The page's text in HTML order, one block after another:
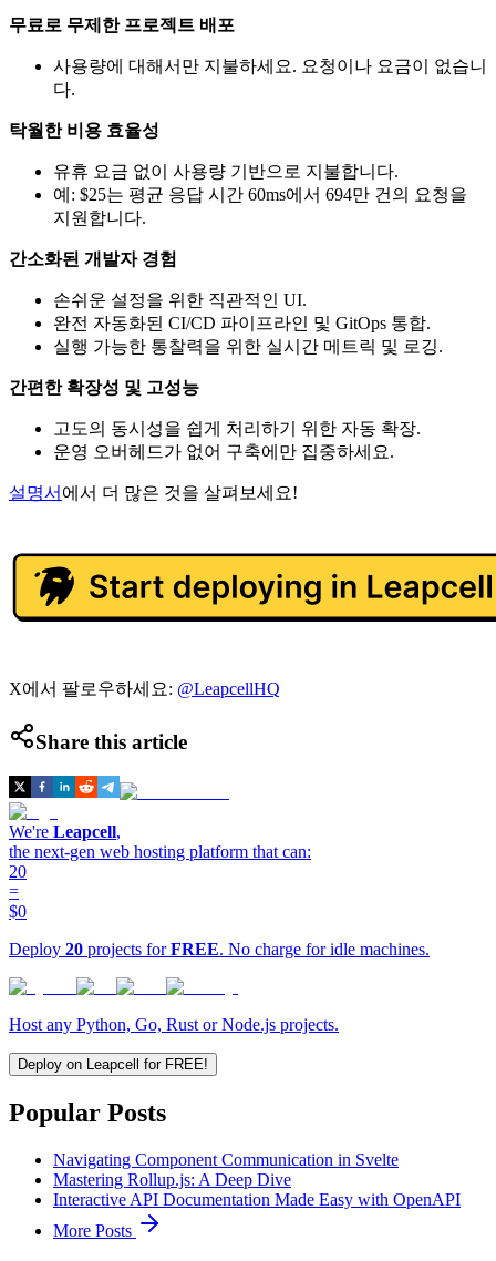
무료로 무제한 프로젝트 배포
사용량에 대해서만 지불하세요. 요청이나 요금이 없습니
다.
탁월한 비용 효율성
유휴 요금 없이 사용량 기반으로 지불합니다.
예: $25는 평균 응답 시간 60ms에서 694만 건의 요청을
지원합니다.
간소화된 개발자 경험
손쉬운 설정을 위한 직관적인 UI.
완전 자동화된 CI/CD 파이프라인 및 GitOps 통합.
실행 가능한 통찰력을 위한 실시간 메트릭 및 로깅.
간편한 확장성 및 고성능
고도의 동시성을 쉽게 처리하기 위한 자동 확장.
운영 오버헤드가 없어 구축에만 집중하세요.
설명서 에서 더 많은 것을 살펴보세요!
X에서 팔로우하세요: @LeapcellHQ
Share this article
We're Leapcell,
the next-gen web hosting platform that can:
20
=
$0
Deploy 20 projects forFREE. No charge for idle machines.
Host any Python, Go, Rust or Node.js projects.
Deploy on Leapcell for FREE!
Popular Posts
Navigating Component Communication in Svelte
Mastering Rollup.js: A Deep Dive
Interactive API Documentation Made Easy with OpenAPI
More Posts